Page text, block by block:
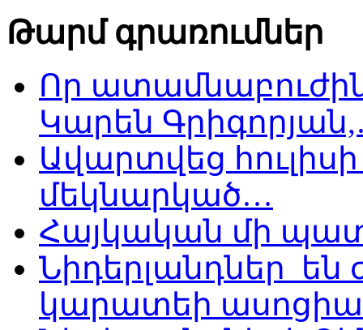
Թարմ գրառումներ
Որ
Կարեն
Ավարտվեց
մեկնարկած…
Հայկական մի
Նիդերլանդներ
կարատեի